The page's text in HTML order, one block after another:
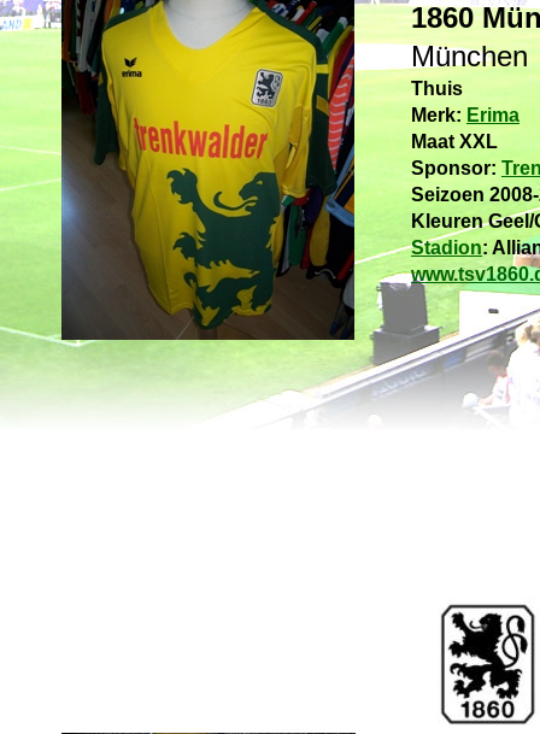
1860
München
Thuis
Merk: Erima
Maat XXL
Sponsor:
Seizoen
Kleuren Geel/
Stadion: